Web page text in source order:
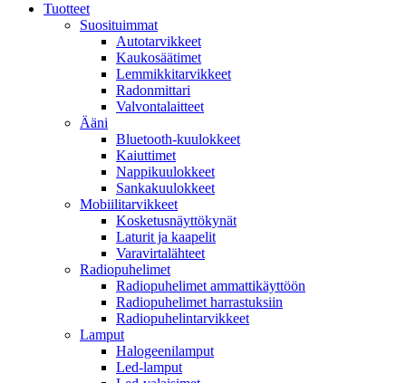
Tuotteet
Suosituimmat
Autotarvikkeet
Kaukosäätimet
Lemmikkitarvikkeet
Radonmittari
Valvontalaitteet
Ääni
Bluetooth-kuulokkeet
Kaiuttimet
Nappikuulokkeet
Sankakuulokkeet
Mobiilitarvikkeet
Kosketusnäyttökynät
Laturit ja kaapelit
Varavirtalähteet
Radiopuhelimet
Radiopuhelimet ammattikäyttöön
Radiopuhelimet harrastuksiin
Radiopuhelintarvikkeet
Lamput
Halogeenilamput
Led-lamput